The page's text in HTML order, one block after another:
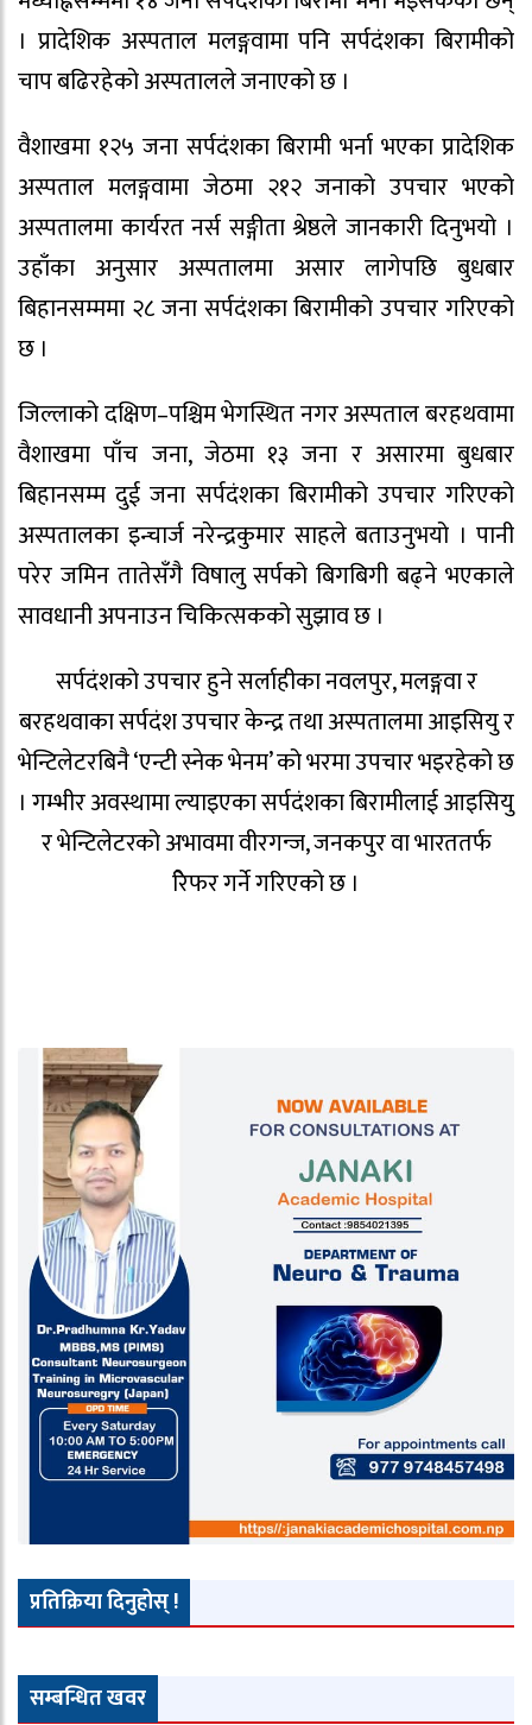
। प्रादेशिक अस्पताल मलङ्गवामा पनि सर्पदंशका बिरामीको
चाप बढिरहेको अस्पतालले जनाएको छ ।
वैशाखमा १२५ जना सर्पदंशका बिरामी भर्ना भएका प्रादेशिक
अस्पताल मलङ्गवामा जेठमा २१२ जनाको उपचार भएको
अस्पतालमा कार्यरत नर्स सङ्गीता श्रेष्ठले जानकारी दिनुभयो ।
उहाँका अनुसार अस्पतालमा असार लागेपछि बुधबार
बिहानसम्ममा २८ जना सर्पदंशका बिरामीको उपचार गरिएको
छ ।
जिल्लाको दक्षिण–पश्चिम भेगस्थित नगर अस्पताल बरहथवामा
वैशाखमा पाँच जना, जेठमा १३ जना र असारमा बुधबार
बिहानसम्म दुई जना सर्पदंशका बिरामीको उपचार गरिएको
अस्पतालका इन्चार्ज नरेन्द्रकुमार साहले बताउनुभयो । पानी
परेर जमिन तातेसँगै विषालु सर्पको बिगबिगी बढ्ने भएकाले
सावधानी अपनाउन चिकित्सकको सुझाव छ ।
सर्पदंशको उपचार हुने सर्लाहीका नवलपुर, मलङ्गवा र
बरहथवाका सर्पदंश उपचार केन्द्र तथा अस्पतालमा आइसियु र
भेन्टिलेटरबिनै ‘एन्टी स्नेक भेनम’ को भरमा उपचार भइरहेको छ
। गम्भीर अवस्थामा ल्याइएका सर्पदंशका बिरामीलाई आइसियु
र भेन्टिलेटरको अभावमा वीरगन्ज, जनकपुर वा भारततर्फ
रिेफर गर्ने गरिएको छ ।
प्रतिक्रिया दिनुहोस् !
सम्बन्धित खवर